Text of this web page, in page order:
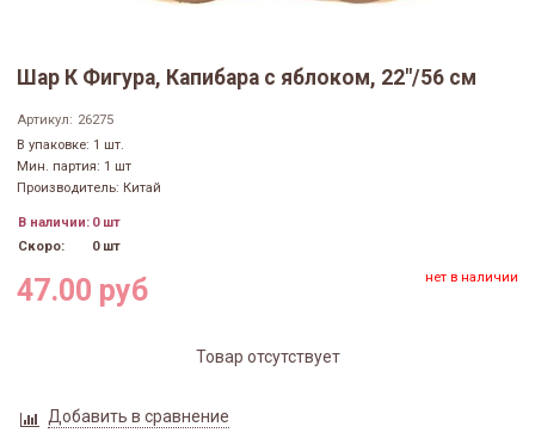
Шар К Фигура, Капибара с яблоком, 22"/56 см
Артикул: 26275
В упаковке: 1 шт.
Мин. партия: 1 шт
Производитель: Китай
В наличии: 0 шт
Скоро:
0 шт
47.00 руб нет в наличии
Товар отсутствует
Добавить в сравнение